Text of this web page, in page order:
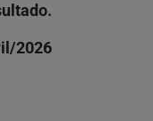
/2026